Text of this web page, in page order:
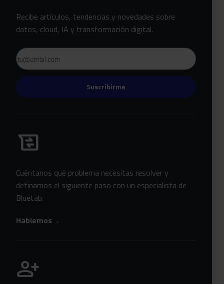
Recibe artículos, tendencias y novedades sobre
datos, cloud, IA y transformación digital.
Email
Suscribirme
business_messages
Habla con Bluetab
Cuéntanos qué problema necesitas resolver y
definamos el siguiente paso con un especialista de
Bluetab.
Hablemos→
person_add
Únete a Bluetab